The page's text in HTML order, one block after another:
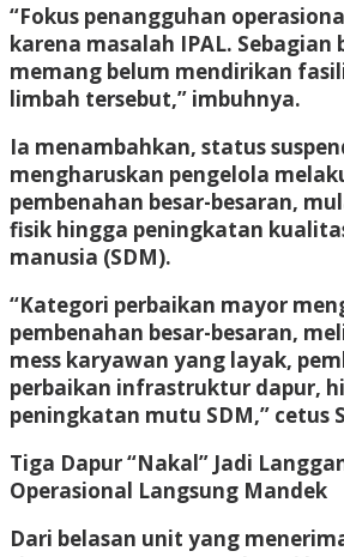
“Fokus penangguhan
karena masalah IPAL. Sebagian
memang belum mendirikan
limbah tersebut,” imbuhnya.
Ia menambahkan, status
mengharuskan pengelola
pembenahan besar-besaran,
fisik hingga peningkatan
manusia (SDM).
“Kategori perbaikan mayor
pembenahan besar-besaran,
mess karyawan yang layak,
perbaikan infrastruktur dapur,
peningkatan mutu SDM,” cetus
Tiga Dapur “Nakal” Jadi
Operasional Langsung Mandek
Dari belasan unit yang